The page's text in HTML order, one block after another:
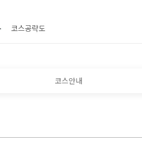
코스공략도
코스안내